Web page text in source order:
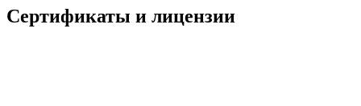
Сертификаты и лицензии